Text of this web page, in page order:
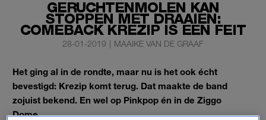
GERUCHTENMOLEN KAN
STOPPEN MET DRAAIEN:
COMEBACK KREZIP IS EEN FEIT
28-01-2019 | MAAIKE VAN DE GRAAF
Het ging al in de rondte, maar nu is het ook écht
bevestigd: Krezip komt terug. Dat maakte de band
zojuist bekend. En wel op Pinkpop én in de Ziggo
Dome.